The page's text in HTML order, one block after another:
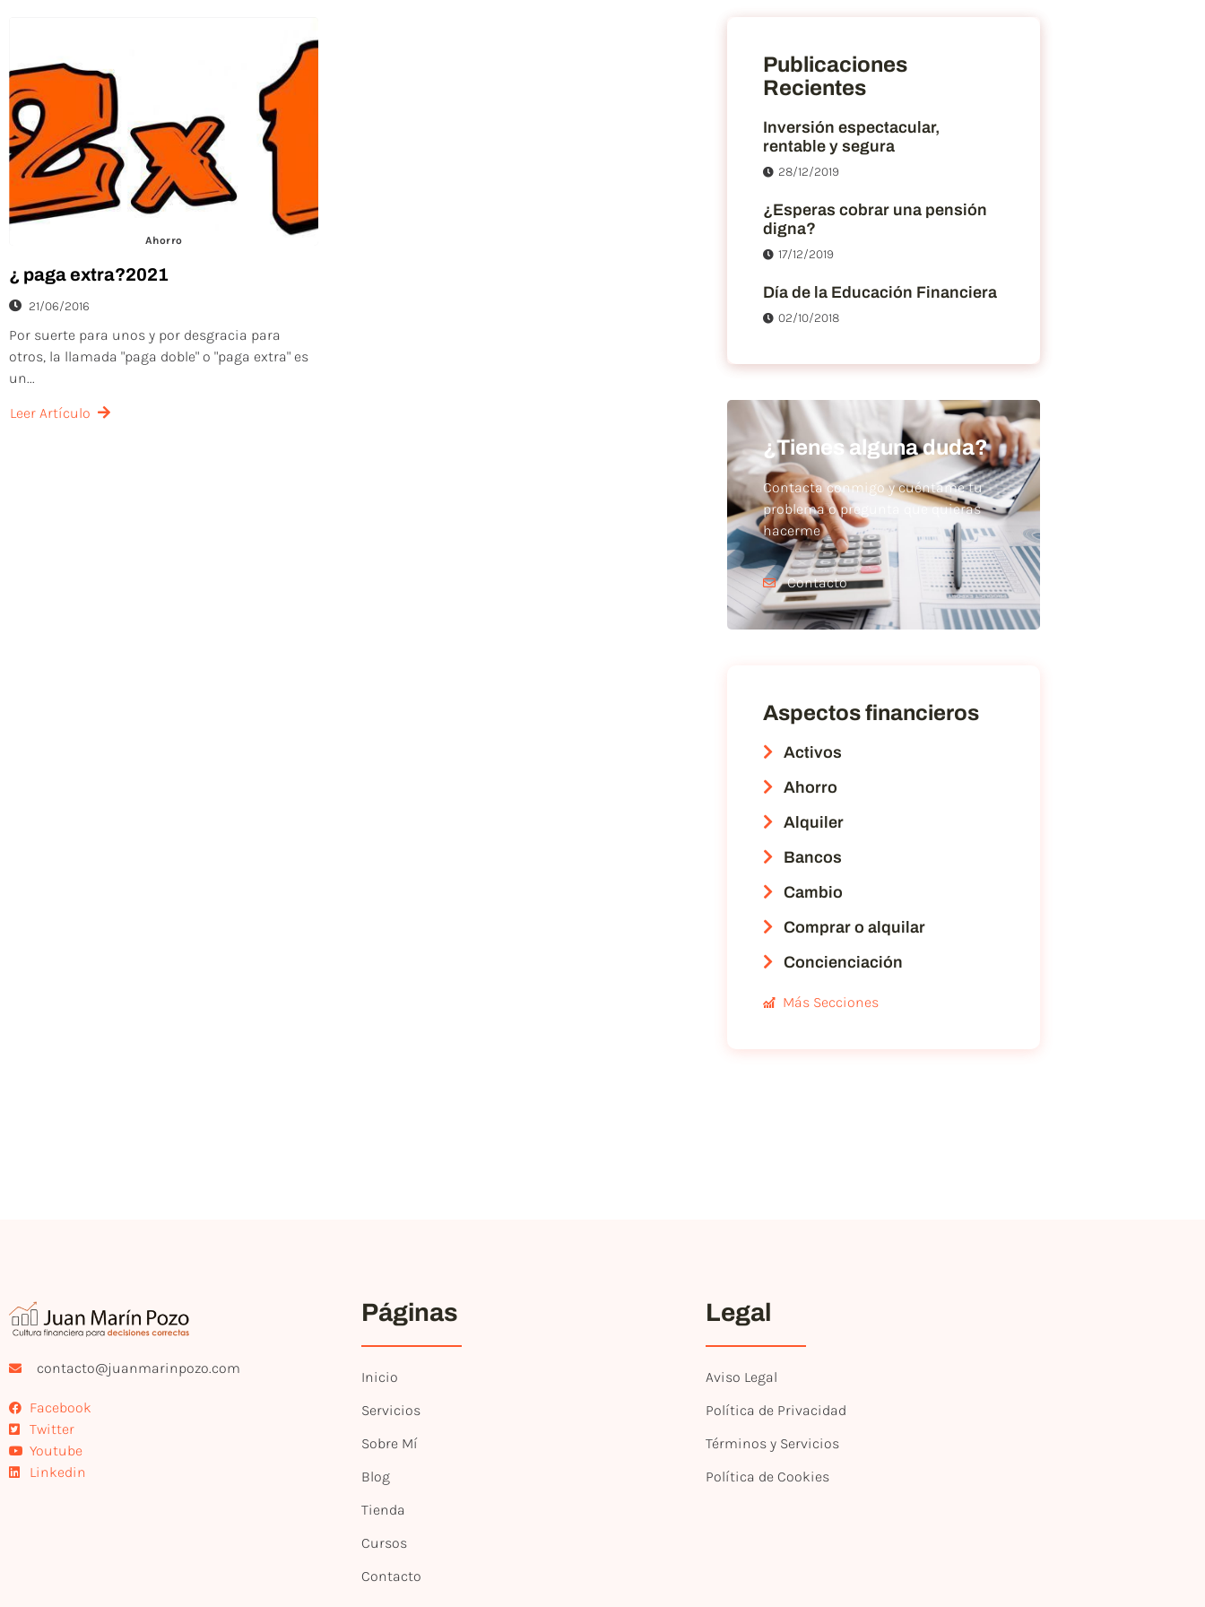
Ahorro
¿ paga extra?2021
21/06/2016
Por suerte para unos y por desgracia para
otros, la llamada "paga doble" o "paga extra" es
un...
Leer Artículo
Publicaciones
Recientes
Inversión espectacular,
rentable y segura
28/12/2019
¿Esperas cobrar una pensión
digna?
17/12/2019
Día de la Educación Financiera
02/10/2018
¿Tienes alguna duda?
Contacta conmigo y cuéntame tu
problema o pregunta que quieras
hacerme
Contacto
Aspectos financieros
Activos
Ahorro
Alquiler
Bancos
Cambio
Comprar o alquilar
Concienciación
Más Secciones
contacto@juanmarinpozo.com
Facebook
Twitter
Youtube
Linkedin
Páginas
Inicio
Servicios
Sobre Mí
Blog
Tienda
Cursos
Contacto
Legal
Aviso Legal
Política de Privacidad
Términos y Servicios
Política de Cookies